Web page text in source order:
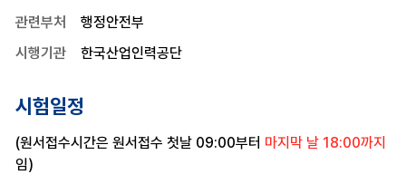
관련부처
행정안전부
시행기관
한국산업인력공단
시험일정
(원서접수시간은 원서접수 첫날 09:00부터 마지막 날 18:00까지
임)